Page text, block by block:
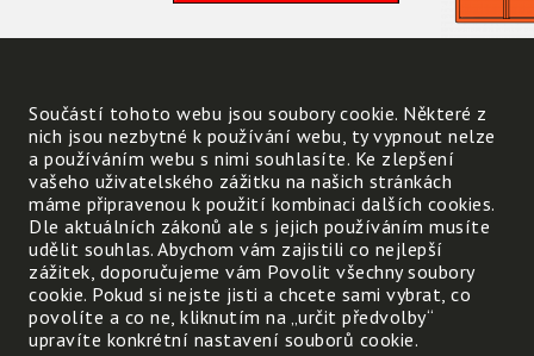
Napiš příklady dalších
nebezpečných odpadů
Víš, kam s nimi? Uveď jednu
z možností: na sběrný dvůr
Součástí tohoto webu jsou soubory cookie. Některé z
nich jsou nezbytné k používání webu, ty vypnout nelze
a používáním webu s nimi souhlasíte. Ke zlepšení
vašeho uživatelského zážitku na našich stránkách
máme připravenou k použití kombinaci dalších cookies.
Dle aktuálních zákonů ale s jejich používáním musíte
udělit souhlas. Abychom vám zajistili co nejlepší
zážitek, doporučujeme vám Povolit všechny soubory
cookie. Pokud si nejste jisti a chcete sami vybrat, co
povolíte a co ne, kliknutím na „určit předvolby“
upravíte konkrétní nastavení souborů cookie.